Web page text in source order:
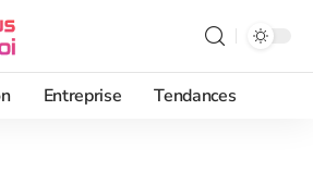
Entreprise Tendances